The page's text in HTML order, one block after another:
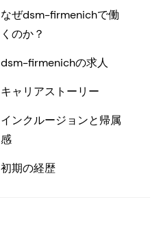
なぜdsm-firmenichで働
くのか？
dsm-firmenichの求人
キャリアストーリー
インクルージョンと帰属
感
初期の経歴